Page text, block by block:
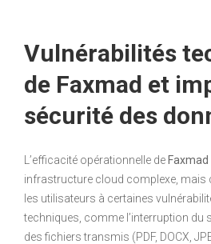
Vulnérabilités
de Faxmad et
sécurité des
L’efficacité opérationnelle de Faxmad
infrastructure cloud complexe, mais
les utilisateurs à certaines
techniques, comme l’interruption du
des fichiers transmis (PDF, DOCX,